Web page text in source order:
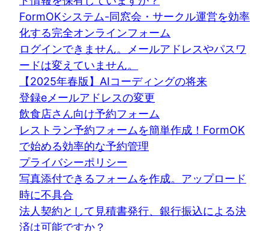
FormOKシステム-同窓会・サークル運営を効率
化する完全オンラインフォーム
ログインできません。メールアドレスやパスワ
ードは変えていません。
【2025年春版】AIコーディングの将来
登録eメールアドレスの変更
飲食店さん向け予約フォーム
レストラン予約フォームを簡単作成！FormOK
で始める効率的な予約管理
プライバシーポリシー
写真添付できるフォームを作成。アップロード
時に不具合
法人契約として見積書発行、銀行振込による決
済は可能ですか？